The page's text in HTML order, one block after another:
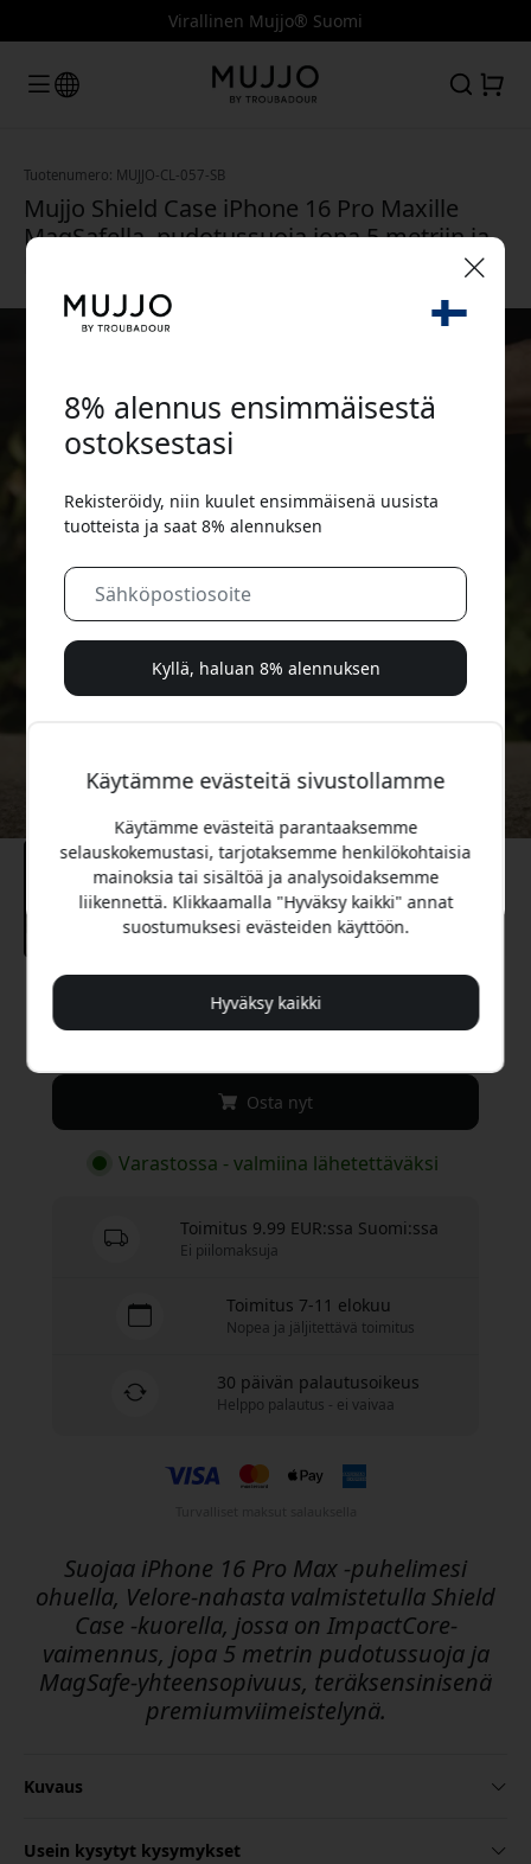
Virallinen Mujjo® Suomi
Tuotenumero: MUJJO-CL-057-SB
Mujjo Shield Case iPhone 16 Pro Maxille
MagSafella, pudotussuoja jopa 5 metriin ja
MIL-STD-810-sertifiointi - Teräksen sininen
Suositeltava hinta
59.99 EUR
Osta nyt
Varastossa - valmiina lähetettäväksi
Toimitus 9.99 EUR:ssa Suomi:ssa
Ei piilomaksuja
Toimitus 7-11 elokuu
Nopea ja jäljitettävä toimitus
30 päivän palautusoikeus
Helppo palautus - ei vaivaa
Suojaa iPhone 16 Pro Max -puhelimesi
ohuella, Velore-nahasta valmistetulla Shield
Case -kuorella, jossa on ImpactCore-
vaimennus, jopa 5 metrin pudotussuoja ja
MagSafe-yhteensopivuus, teräksensinisenä
premiumviimeistelynä.
Kuvaus
Usein kysytyt kysymykset
Käytämme evästeitä sivustollamme
Käytämme evästeitä parantaaksemme
selauskokemustasi, tarjotaksemme henkilökohtaisia
mainoksia tai sisältöä ja analysoidaksemme
liikennettä. Klikkaamalla "Hyväksy kaikki" annat
suostumuksesi evästeiden käyttöön.
Hyväksy kaikki
8% alennus ensimmäisestä
ostoksestasi
Rekisteröidy, niin kuulet ensimmäisenä uusista
tuotteista ja saat 8% alennuksen
Kyllä, haluan 8% alennuksen
sarjat ja erikoistarjoukset.
Ei, maksan mieluummin täyden hinnan.
🎉 Alennuskoodisi:
Käytä tätä koodia kassalla saadaksesi 8%
alennuksen.